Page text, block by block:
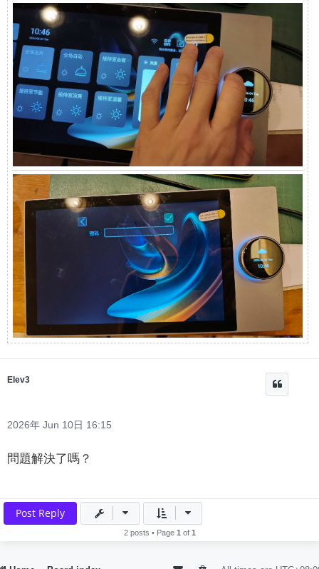
Elev3
2026年 Jun 10日 16:15
問題解決了嗎？
Post Reply
2 posts • Page 1of 1